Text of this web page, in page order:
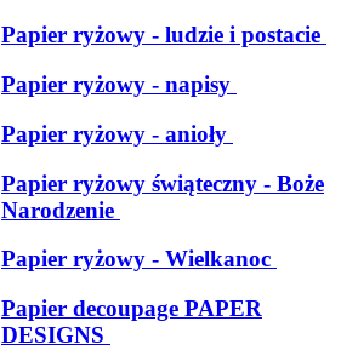
Papier ryżowy - ludzie i postacie
Papier ryżowy - napisy
Papier ryżowy - anioły
Papier ryżowy świąteczny - Boże
Narodzenie
Papier ryżowy - Wielkanoc
Papier decoupage PAPER
DESIGNS